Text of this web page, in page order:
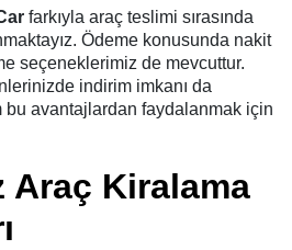
farkıyla araç teslimi sırasında
Ödeme konusunda nakit
seçeneklerimiz de mevcuttur.
indirim imkanı da
bu avantajlardan faydalanmak için
Araç Kiralama